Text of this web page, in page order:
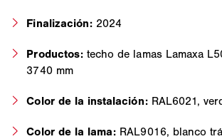
Finalización: 2024
Productos: techo de lamas Lamaxa
3740 mm
Color de la instalación: RAL6021,
Color de la lama: RAL9016, blanco